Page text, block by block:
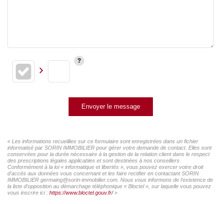
Envoyer le message
« Les informations recueillies sur ce formulaire sont enregistrées dans un fichier
informatisé par SORIN IMMOBILIER pour gérer votre demande de contact. Elles sont
conservées pour la durée nécessaire à la gestion de la relation client dans le respect
des prescriptions légales applicables et sont destinées à nos conseillers
Conformément à la loi « informatique et libertés », vous pouvez exercer votre droit
d'accès aux données vous concernant et les faire rectifier en contactant SORIN
IMMOBILIER germaing@sorin-immobilier.com. Nous vous informons de l'existence de
la liste d'opposition au démarchage téléphonique « Bloctel », sur laquelle vous pouvez
vous inscrire ici : https://www.bloctel.gouv.fr/»